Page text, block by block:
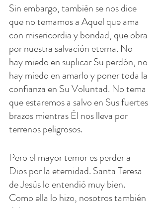
Sin embargo, también se nos dice
que no temamos a Aquel que ama
con misericordia y bondad, que obra
por nuestra salvación eterna. No
hay miedo en suplicar Su perdón, no
hay miedo en amarlo y poner toda la
confianza en Su Voluntad. No tema
que estaremos a salvo en Sus fuertes
brazos mientras Él nos lleva por
terrenos peligrosos.
Pero el mayor temor es perder a
Dios por la eternidad. Santa Teresa
de Jesús lo entendió muy bien.
Como ella lo hizo, nosotros también